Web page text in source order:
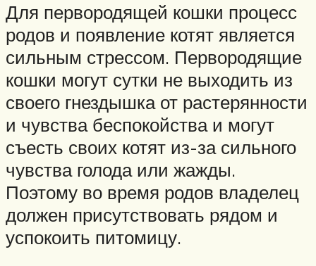
Для первородящей кошки процесс
родов и появление котят является
сильным стрессом. Первородящие
кошки могут сутки не выходить из
своего гнездышка от растерянности
и чувства беспокойства и могут
съесть своих котят из-за сильного
чувства голода или жажды.
Поэтому во время родов владелец
должен присутствовать рядом и
успокоить питомицу.